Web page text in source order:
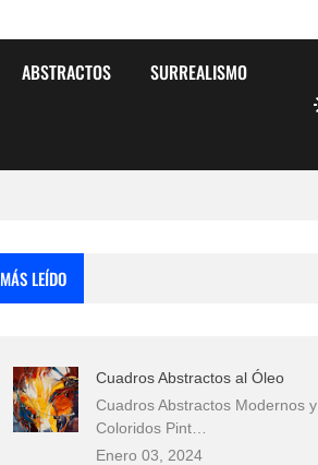
ABSTRACTOS SURREALISMO
MÁS LEÍDO
Cuadros Abstractos al Óleo
Cuadros Abstractos Modernos y
Coloridos Pint…
Enero 03, 2024